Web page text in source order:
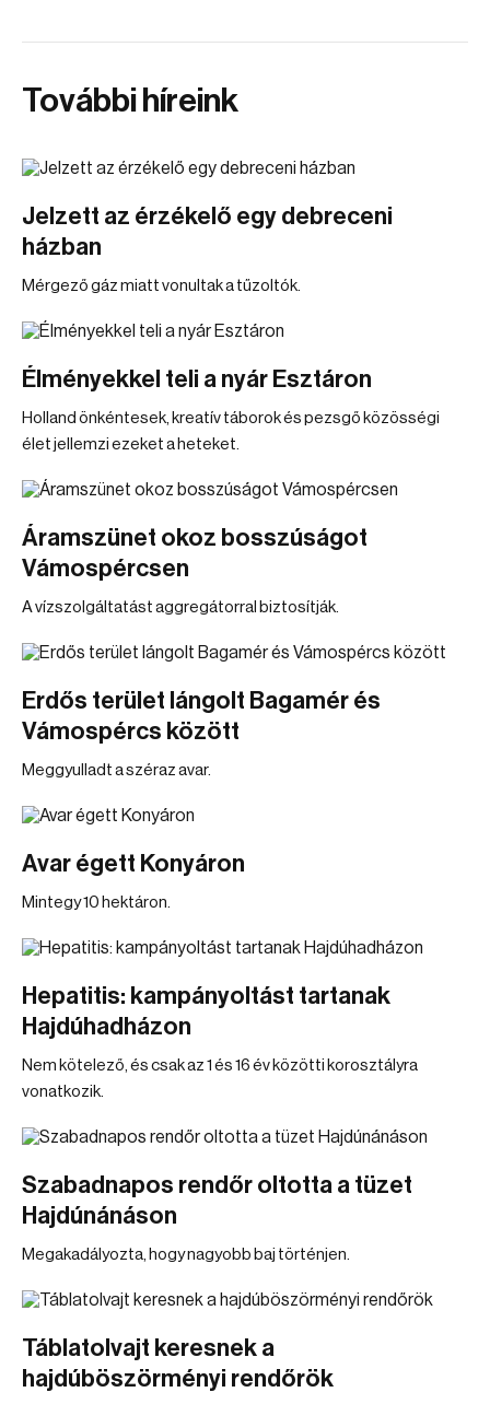
További híreink
Jelzett az érzékelő egy debreceni
házban
Mérgező gáz miatt vonultak a tűzoltók.
Élményekkel teli a nyár Esztáron
Holland önkéntesek, kreatív táborok és pezsgő közösségi
élet jellemzi ezeket a heteket.
Áramszünet okoz bosszúságot
Vámospércsen
A vízszolgáltatást aggregátorral biztosítják.
Erdős terület lángolt Bagamér és
Vámospércs között
Meggyulladt a széraz avar.
Avar égett Konyáron
Mintegy 10 hektáron.
Hepatitis: kampányoltást tartanak
Hajdúhadházon
Nem kötelező, és csak az 1 és 16 év közötti korosztályra
vonatkozik.
Szabadnapos rendőr oltotta a tüzet
Hajdúnánáson
Megakadályozta, hogy nagyobb baj történjen.
Táblatolvajt keresnek a
hajdúböszörményi rendőrök